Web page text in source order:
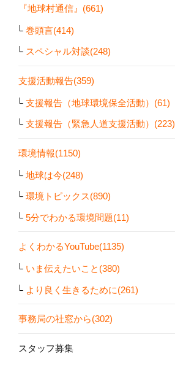
『地球村通信』(661)
巻頭言(414)
スペシャル対談(248)
支援活動報告(359)
支援報告（地球環境保全活動）(61)
支援報告（緊急人道支援活動）(223)
環境情報(1150)
地球は今(248)
環境トピックス(890)
5分でわかる環境問題(11)
よくわかるYouTube(1135)
いま伝えたいこと(380)
より良く生きるために(261)
事務局の社窓から(302)
スタッフ募集